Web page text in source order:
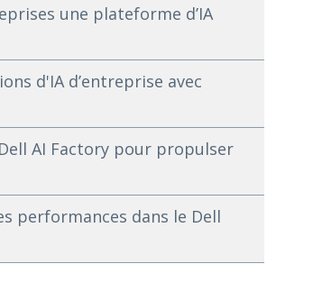
une plateforme d’IA
d'IA d’entreprise avec
AI Factory pour propulser
performances dans le Dell